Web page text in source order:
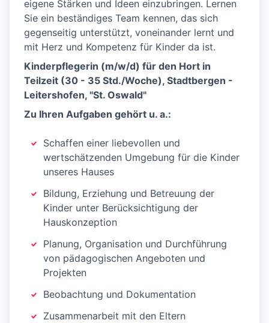
eigene Stärken und Ideen einzubringen. Lernen
Sie ein beständiges Team kennen, das sich
gegenseitig unterstützt, voneinander lernt und
mit Herz und Kompetenz für Kinder da ist.
Kinderpflegerin (m/w/d) für den Hort in
Teilzeit (30 - 35 Std./Woche), Stadtbergen -
Leitershofen, "St. Oswald"
Zu Ihren Aufgaben gehört u. a.:
Schaffen einer liebevollen und
wertschätzenden Umgebung für die Kinder
unseres Hauses
Bildung, Erziehung und Betreuung der
Kinder unter Berücksichtigung der
Hauskonzeption
Planung, Organisation und Durchführung
von pädagogischen Angeboten und
Projekten
Beobachtung und Dokumentation
Zusammenarbeit mit den Eltern